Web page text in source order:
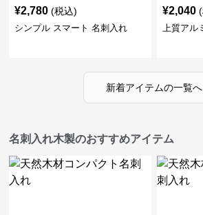
¥2,780 (税込)
シンプル スマート 名刺入れ
¥2,040
上質アル
新着アイテムの一覧へ
名刺入れ木製のおすすめアイテム